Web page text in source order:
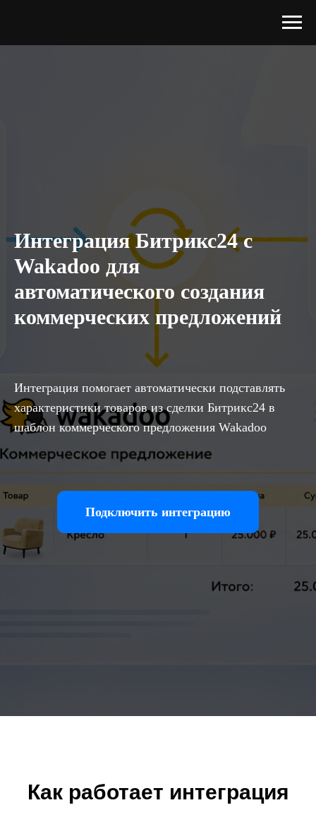
Интеграция Битрикс24 с
Wakadoo для
автоматического создания
коммерческих предложений
Интеграция помогает автоматически подставлять
характеристики товаров из сделки Битрикс24 в
шаблон коммерческого предложения Wakadoo
Подключить интеграцию
Как работает интеграция